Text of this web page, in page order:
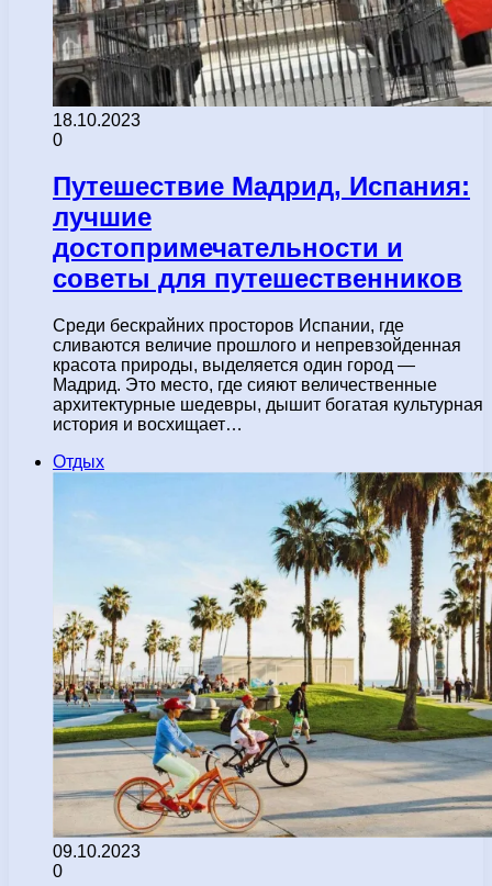
18.10.2023
0
Путешествие Мадрид, Испания:
лучшие
достопримечательности и
советы для путешественников
Среди бескрайних просторов Испании, где
сливаются величие прошлого и непревзойденная
красота природы, выделяется один город —
Мадрид. Это место, где сияют величественные
архитектурные шедевры, дышит богатая культурная
история и восхищает…
Отдых
09.10.2023
0